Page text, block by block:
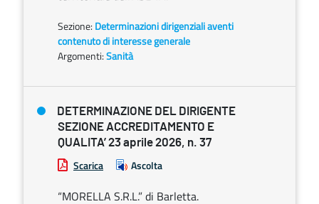
Sezione: Determinazioni dirigenziali aventi
contenuto di interesse generale
Argomenti:Sanità
DETERMINAZIONE DEL DIRIGENTE
SEZIONE ACCREDITAMENTO E
QUALITA’ 23 aprile 2026, n. 37
Scarica Ascolta
“MORELLA S.R.L.” di Barletta.